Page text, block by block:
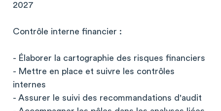
2027
Contrôle interne financier :
- Élaborer la cartographie des risques financiers
- Mettre en place et suivre les contrôles
internes
- Assurer le suivi des recommandations d'audit